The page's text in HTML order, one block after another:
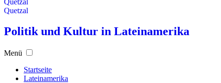
Quetzal
Quetzal
Politik und Kultur in Lateinamerika
Menü
Startseite
Lateinamerika